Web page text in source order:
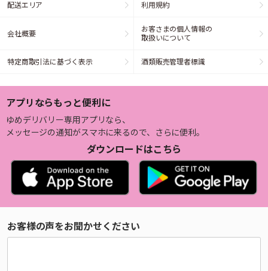
配送エリア 利用規約
会社概要
お客さまの個人情報の
取扱いについて
特定商取引法に基づく表示 酒類販売管理者標識
アプリならもっと便利に
ゆめデリバリー専用アプリなら、
メッセージの通知がスマホに来るので、さらに便利。
ダウンロードはこちら
お客様の声をお聞かせください